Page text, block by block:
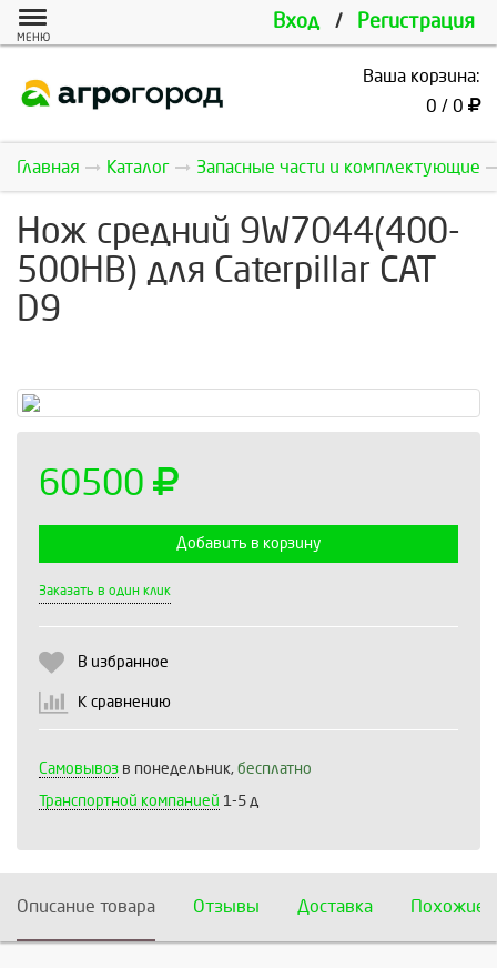
Вход / Регистрация
МЕНЮ
Ваша корзина:
0 / 0
Главная Каталог Запасные части и комплектующие
Нож средний 9W7044(400-
500HB) для Caterpillar САТ
D9
60500
Добавить в корзину
Заказать в один клик
В избранное
К сравнению
Самовывоз в понедельник, бесплатно
Транспортной компанией 1-5 д
Описание товара Отзывы Доставка Похожие